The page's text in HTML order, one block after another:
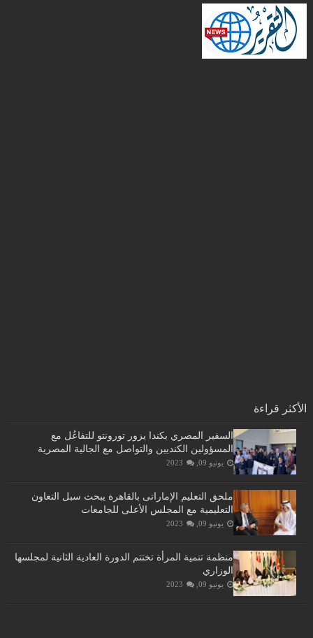
الأكثر قراءة
السفير المصري بكندا يزور تورونتو للتفاعُل مع
المسؤولين الكنديين والتواصل مع الجالية المصرية
يونيو 09, 2023
ملحق التعليم الإماراتى بالقاهرة يبحث سبل التعاون
التعليمية مع المجلس الأعلى للجامعات
يونيو 09, 2023
منظمة تنمية المرأة تختتم الدورة العادية الثانية لمجلسها
الوزاري
يونيو 09, 2023